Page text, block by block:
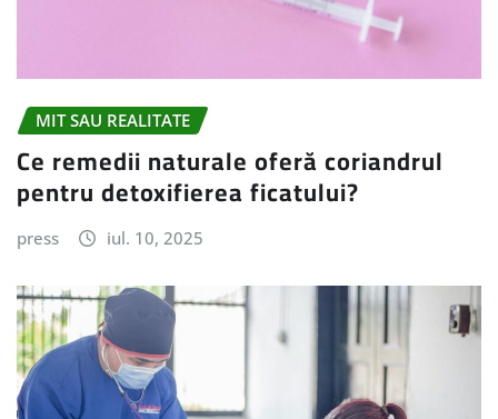
MIT SAU REALITATE
Ce remedii naturale oferă coriandrul
pentru detoxifierea ficatului?
press iul. 10, 2025